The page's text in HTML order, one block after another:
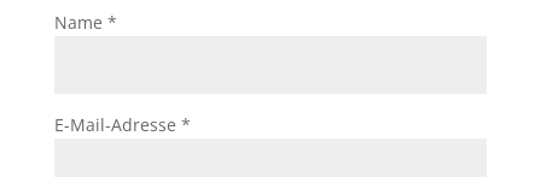
Name *
E-Mail-Adresse *